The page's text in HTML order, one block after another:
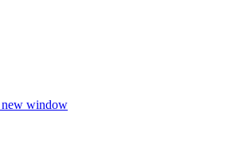
new window